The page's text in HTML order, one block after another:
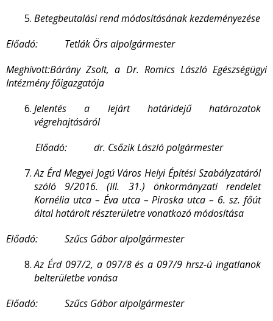
Betegbeutalási rend módosításának kezdeményezése
Előadó: Tetlák Örs alpolgármester
Meghívott:Bárány Zsolt, a Dr. Romics László Egészségügyi
Intézmény főigazgatója
Jelentés a lejárt határidejű határozatok
végrehajtásáról
Előadó: dr. Csőzik László polgármester
Az Érd Megyei Jogú Város Helyi Építési Szabályzatáról
szóló 9/2016. (III. 31.) önkormányzati rendelet
Kornélia utca – Éva utca – Piroska utca – 6. sz. főút
által határolt részterületre vonatkozó módosítása
Előadó: Szűcs Gábor alpolgármester
Az Érd 097/2, a 097/8 és a 097/9 hrsz-ú ingatlanok
belterületbe vonása
Előadó: Szűcs Gábor alpolgármester